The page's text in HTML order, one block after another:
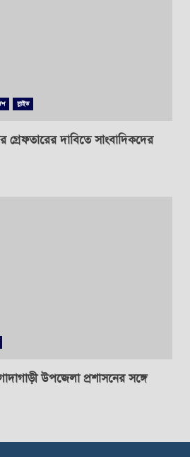
স্লাইড
গ্রেফতারের দাবিতে সাংবাদিকদের
উপজেলা প্রশাসনের সঙ্গে